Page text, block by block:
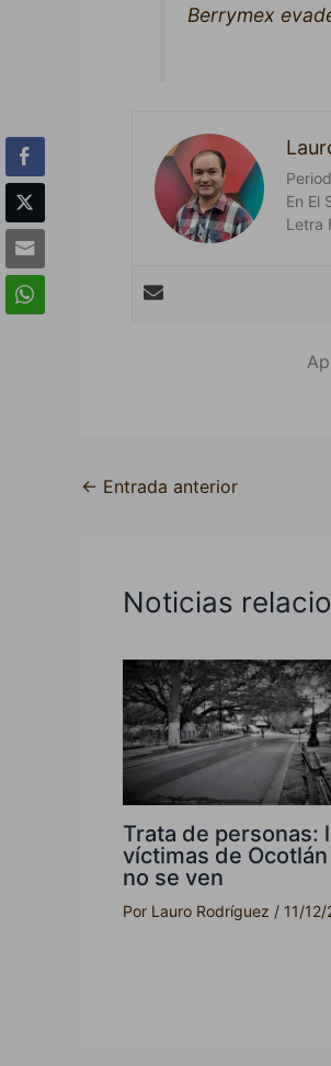
Berrymex
En El
Letra
← Entrada anterior
Noticias
Trata de personas:
víctimas de
no se ven
Por Lauro Rodríguez / 11/